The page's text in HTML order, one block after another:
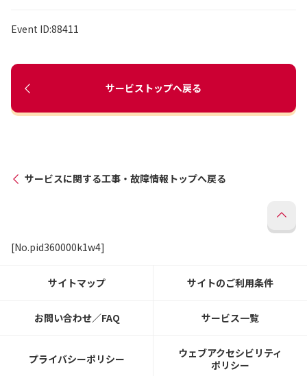
Event ID:88411
サービストップへ戻る
サービスに関する工事・故障情報トップへ戻る
[No.pid360000k1w4]
サイトマップ サイトのご利用条件
お問い合わせ／FAQ サービス一覧
プライバシーポリシー
ウェブアクセシビリティ
ポリシー